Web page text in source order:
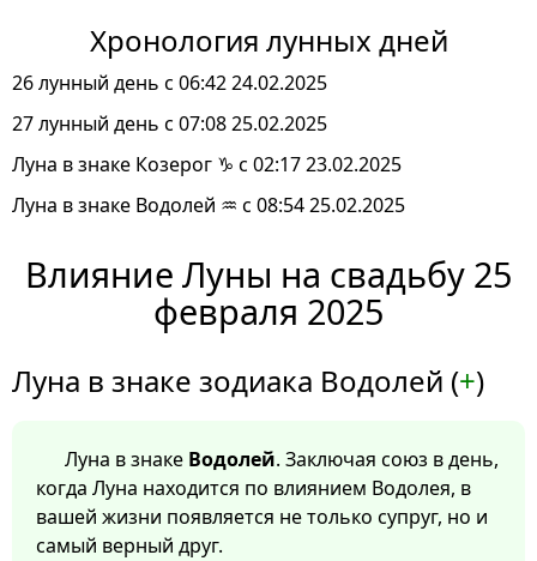
Хронология лунных дней
26 лунный день с 06:42 24.02.2025
27 лунный день с 07:08 25.02.2025
Луна в знаке Козерог ♑ с 02:17 23.02.2025
Луна в знаке Водолей ♒ с 08:54 25.02.2025
Влияние Луны на свадьбу 25
февраля 2025
Луна в знаке зодиака Водолей (+)
Луна в знаке Водолей. Заключая союз в день,
когда Луна находится по влиянием Водолея, в
вашей жизни появляется не только супруг, но и
самый верный друг.